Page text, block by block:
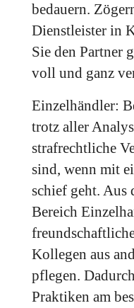
bedauern.
Dienstleister in
Sie den Partner
voll und ganz
Einzelhändler:
trotz aller
strafrechtliche
sind, wenn mit
schief geht. Aus
Bereich
Kollegen aus
pflegen.
Praktiken am